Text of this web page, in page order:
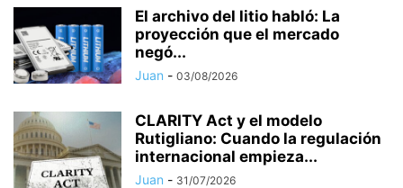
El archivo del litio habló: La
proyección que el mercado
negó...
Juan - 03/08/2026
CLARITY Act y el modelo
Rutigliano: Cuando la regulación
internacional empieza...
Juan - 31/07/2026